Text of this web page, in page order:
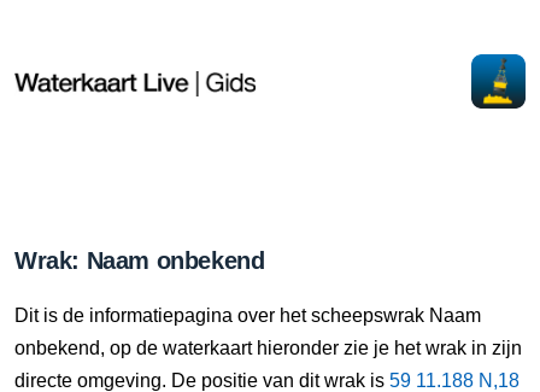
Wrak: Naam onbekend
Dit is de informatiepagina over het scheepswrak Naam
onbekend, op de waterkaart hieronder zie je het wrak in zijn
directe omgeving. De positie van dit wrak is 59 11.188 N,18